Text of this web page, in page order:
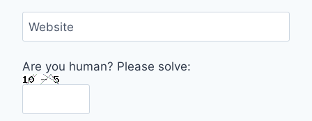
Website
Are you human? Please solve: